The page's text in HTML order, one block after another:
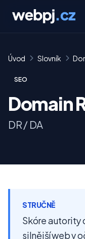
Úvod Slovník
SEO
Domain
DR / DA
STRUČNĚ
Skóre autority
silnější web v